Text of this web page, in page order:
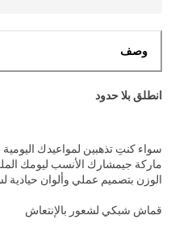
وصف
انطلق بلا حدود
سواء كنتِ تذهبين لمواعيدك اليومية
ماركة جيمشارك الأنسب ليومك
الوزن بتصميم عملي وألوان حيادية
قماش شبكي لشعور بالإنتعاش